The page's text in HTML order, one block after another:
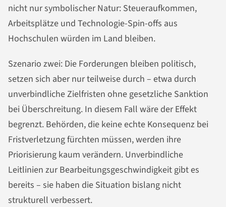
nicht nur symbolischer Natur: Steueraufkommen,
Arbeitsplätze und Technologie-Spin-offs aus
Hochschulen würden im Land bleiben.
Szenario zwei: Die Forderungen bleiben politisch,
setzen sich aber nur teilweise durch – etwa durch
unverbindliche Zielfristen ohne gesetzliche Sanktion
bei Überschreitung. In diesem Fall wäre der Effekt
begrenzt. Behörden, die keine echte Konsequenz bei
Fristverletzung fürchten müssen, werden ihre
Priorisierung kaum verändern. Unverbindliche
Leitlinien zur Bearbeitungsgeschwindigkeit gibt es
bereits – sie haben die Situation bislang nicht
strukturell verbessert.